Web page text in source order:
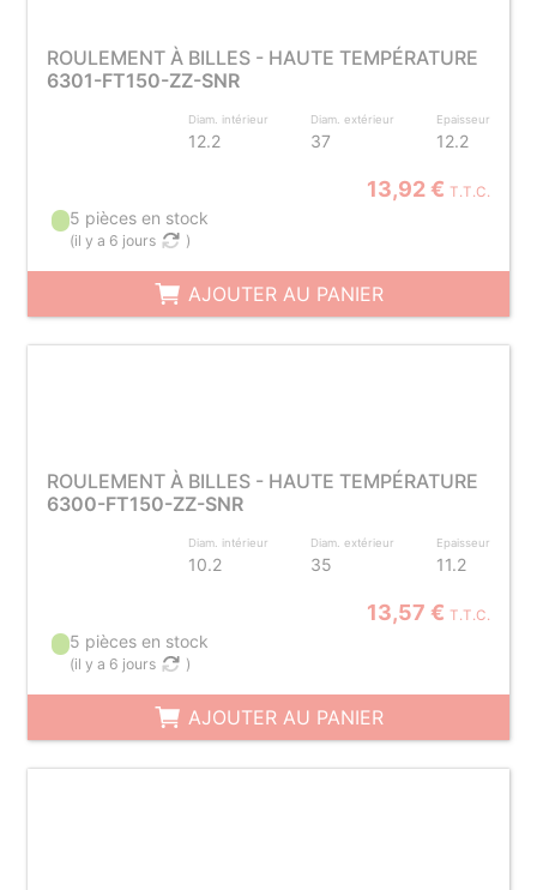
ROULEMENT À BILLES - HAUTE TEMPÉRATURE
6301-FT150-ZZ-SNR
Diam. intérieur
12.2
Diam. extérieur
37
Epaisseur
12.2
13,92 € T.T.C.
5 pièces en stock
(il y a 6 jours )
AJOUTER AU PANIER
ROULEMENT À BILLES - HAUTE TEMPÉRATURE
6300-FT150-ZZ-SNR
Diam. intérieur
10.2
Diam. extérieur
35
Epaisseur
11.2
13,57 € T.T.C.
5 pièces en stock
(il y a 6 jours )
AJOUTER AU PANIER